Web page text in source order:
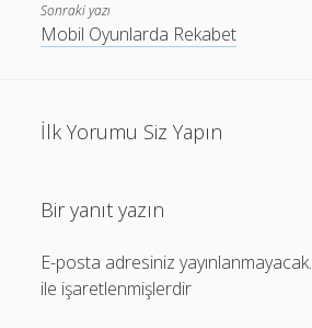
Sonraki yazı
Mobil Oyunlarda Rekabet
İlk Yorumu Siz Yapın
Bir yanıt yazın
E-posta adresiniz yayınlanmayacak.
ile işaretlenmişlerdir